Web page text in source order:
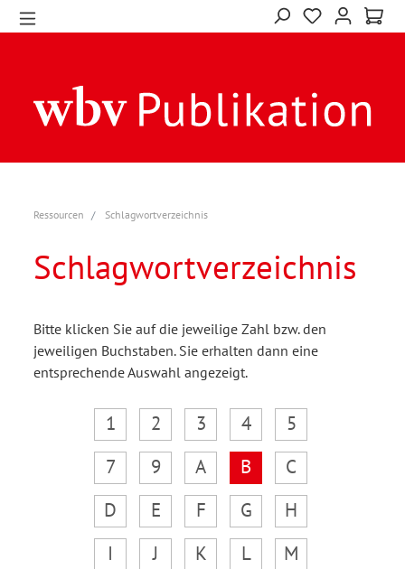
Ressourcen Schlagwortverzeichnis
Schlagwortverzeichnis
Bitte klicken Sie auf die jeweilige Zahl bzw. den
jeweiligen Buchstaben. Sie erhalten dann eine
entsprechende Auswahl angezeigt.
1 2 3 4
5
7
9 A B
C
D
E F G
H
I
J K L
M